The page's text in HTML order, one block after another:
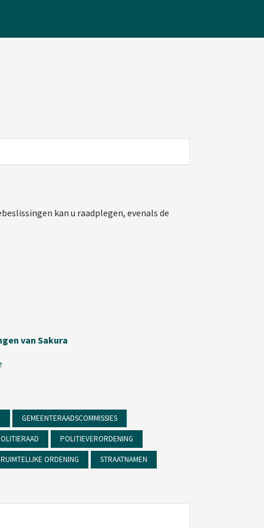
kan u raadplegen, evenals de
van Sakura
GEMEENTERAADSCOMMISSIES
POLITIEVERORDENING
RUIMTELIJKE ORDENING STRAATNAMEN